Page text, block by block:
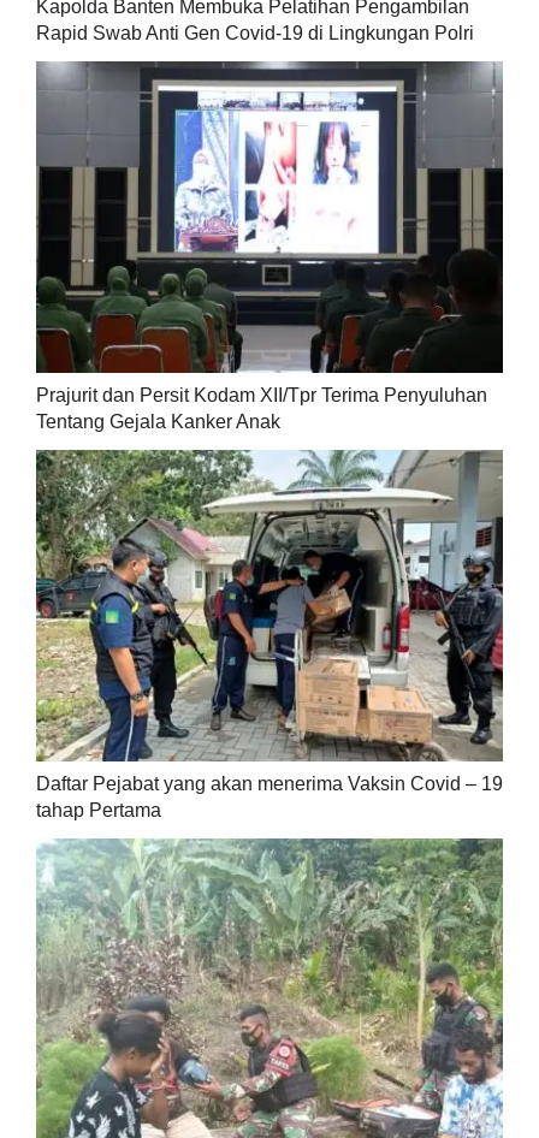
Kapolda Banten Membuka Pelatihan Pengambilan
Rapid Swab Anti Gen Covid-19 di Lingkungan Polri
Prajurit dan Persit Kodam XII/Tpr Terima Penyuluhan
Tentang Gejala Kanker Anak
Daftar Pejabat yang akan menerima Vaksin Covid – 19
tahap Pertama